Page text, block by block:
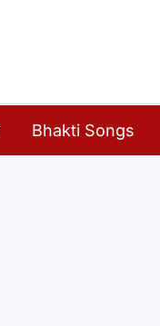
Bhakti Songs